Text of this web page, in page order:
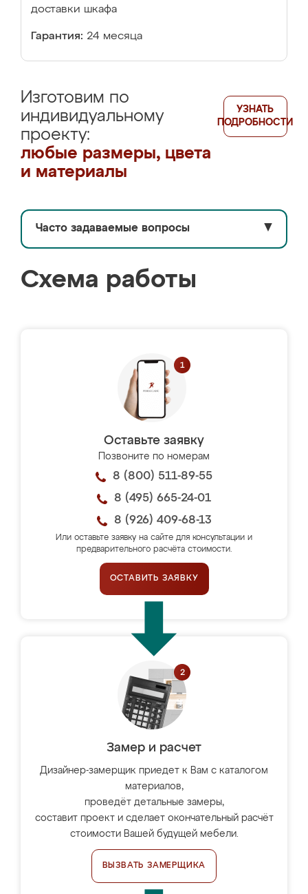
доставки шкафа
Гарантия: 24 месяца
Изготовим по
индивидуальному
проекту:
любые размеры, цвета
и материалы
УЗНАТЬ
ПОДРОБНОСТИ
Часто задаваемые вопросы ▼
Схема работы
Оставьте заявку
Позвоните по номерам
8 (800) 511-89-55
8 (495) 665-24-01
8 (926) 409-68-13
Или оставьте заявку на сайте для консультации и
предварительного расчёта стоимости.
ОСТАВИТЬ ЗАЯВКУ
Замер и расчет
Дизайнер-замерщик приедет к Вам с каталогом
материалов,
проведёт детальные замеры,
составит проект и сделает окончательный расчёт
стоимости Вашей будущей мебели.
ВЫЗВАТЬ ЗАМЕРЩИКА